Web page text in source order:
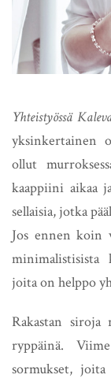
Yhteistyössä
yksinkertainen
ollut
kaappiini aikaa
sellaisia, jotka
Jos ennen
minimalistisista
joita on helppo
Rakastan
ryppäinä.
sormukset,